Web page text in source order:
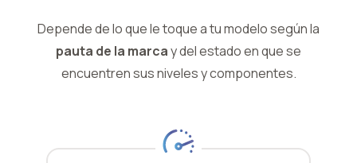
Depende de lo que le toque a tu modelo según la
pauta de la marcay delestado en que se
encuentren sus niveles y componentes.